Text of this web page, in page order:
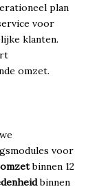
plan
voor
klanten.
omzet.
voor
binnen 12
binnen